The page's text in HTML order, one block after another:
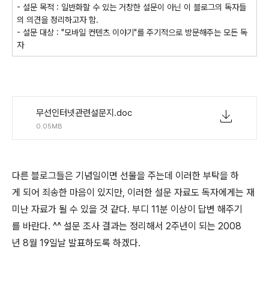
- 설문 목적 : 일반화할 수 있는 거창한 설문이 아닌 이 블로그의 독자들
의 의견을 정리하고자 함.
- 설문 대상 : "모바일 컨텐츠 이야기"를 주기적으로 방문해주는 모든 독
자
무선인터넷관련설문지.doc
0.05MB
다른 블로그들은 기념일이면 선물을 주는데 이러한 부탁을 하
게 되어 죄송한 마음이 있지만, 이러한 설문 자료도 독자에게는 재
미난 자료가 될 수 있을 것 같다. 부디 11분 이상이 답변 해주기
를 바란다. ^^ 설문 조사 결과는 정리해서 2주년이 되는 2008
년 8월 19일날 발표하도록 하겠다.